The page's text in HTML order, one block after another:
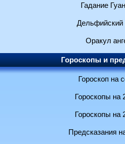
Гадание
Дельфийский
Оракул
Гороскопы и
Гороскоп на
Гороскопы на
Гороскопы на
Предсказания